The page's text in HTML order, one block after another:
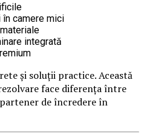
camere mici
integrată
și soluții practice. Această
face diferența între
de încredere în